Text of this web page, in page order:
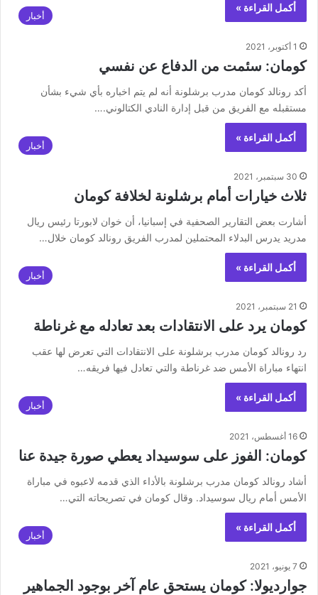
أكمل القراءة »
أخبار
1 أكتوبر، 2021
كومان: سئمت من الدفاع عن نفسي
أكد رونالد كومان مدرب برشلونة أنه لم يتم اخباره بأي شيء بشأن
مستقبله مع الفريق من قبل إدارة النادي الكتالوني.…
أكمل القراءة »
أخبار
30 سبتمبر، 2021
ثلاث خيارات أمام برشلونة لخلافة كومان
أشارت بعض التقارير الصحفية في إسبانيا، أن خوان لابورتا رئيس ريال
مدريد يدرس البدلاء المحتملين لمدرب الفريق رونالد كومان خلال…
أكمل القراءة »
أخبار
21 سبتمبر، 2021
كومان يرد على الانتقادات بعد تعادله مع غرناطة
رد رونالد كومان مدرب برشلونة على الانتقادات التي تعرض لها عقب
انتهاء مباراة الأمس ضد غرناطة والتي تعادل فيها فريقه…
أكمل القراءة »
أخبار
16 أغسطس، 2021
كومان: الفوز على سوسيداد يعطي صورة جيدة عنا
أشاد رونالد كومان مدرب برشلونة بالأداء الذي قدمه لاعبوه في مباراة
الأمس أمام ريال سوسيداد. وقال كومان في تصريحاته التي…
أكمل القراءة »
أخبار
7 يونيو، 2021
جوارديولا: كومان يستحق عام آخر بوجود الجماهير